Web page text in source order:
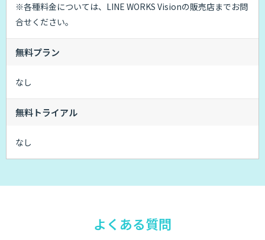
※各種料金については、LINE WORKS Visionの販売店までお問
合せください。
無料プラン
なし
無料トライアル
なし
よくある質問